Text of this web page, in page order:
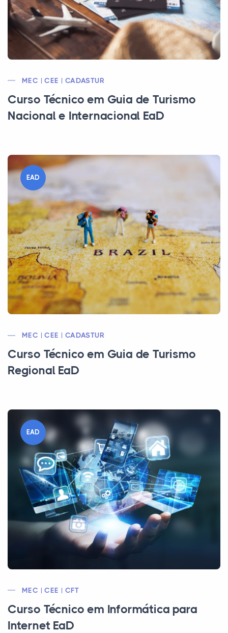
MEC | CEE | CADASTUR
Curso Técnico em Guia de Turismo
Nacional e Internacional EaD
EAD
MEC | CEE | CADASTUR
Curso Técnico em Guia de Turismo
Regional EaD
EAD
MEC | CEE | CFT
Curso Técnico em Informática para
Internet EaD